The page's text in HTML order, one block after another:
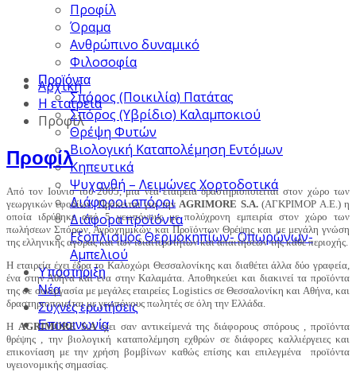
Προφίλ
Όραμα
Ανθρώπινο δυναμικό
Φιλοσοφία
Προϊόντα
Σπόρος (Ποικιλία) Πατάτας
Σπόρος (Υβρίδιο) Καλαμποκιού
Θρέψη Φυτών
Βιολογική Καταπολέμηση Εντόμων
Κηπευτικά
Ψυχανθή – Λειμώνες Χορτοδοτικά
Διάφοροι σπόροι
Διάφορα προϊόντα
Εξοπλισμός Θερμοκηπίων- Οπωρώνων-
Αμπελιού
Υποστήριξη
Νέα
Συχνές ερωτήσεις
Επικοινωνία
Αρχική
Η εταιρεία
Προφίλ
Προφίλ
Από τον Ιούνιο του 2005, μια νέα εταιρεία δραστηριοποιείται στον χώρο των
γεωργικών εφοδίων. Πρόκειται για την AGRIMORE S.A.(ΑΓΚΡΙΜΟΡ Α.Ε.) η
οποία ιδρύθηκε από 5 γεωπόνους με πολύχρονη εμπειρία στον χώρο των
πωλήσεων Σπόρων, Αγροχημικών και Προϊόντων Θρέψης και με μεγάλη γνώση
της ελληνικής αγοράς και των ιδιαιτεροτήτων και απαιτήσεων της κάθε περιοχής.
Η εταιρεία έχει έδρα το Καλοχώρι Θεσσαλονίκης και διαθέτει άλλα δύο γραφεία,
ένα στην Αθήνα και ένα στην Καλαμάτα. Αποθηκεύει και διακινεί τα προϊόντα
της σε συνεργασία με μεγάλες εταιρείες Logistics σε Θεσσαλονίκη και Αθήνα, και
δραστηριοποιείται με γεωπόνους πωλητές σε όλη την Ελλάδα.
Η AGRIMORE S.Aέχει σαν αντικείμενά της διάφορους σπόρους , προϊόντα
θρέψης , την βιολογική καταπολέμηση εχθρών σε διάφορες καλλιέργειες και
επικονίαση με την χρήση βομβίνων καθώς επίσης και επιλεγμένα προϊόντα
υγειονομικής σημασίας.